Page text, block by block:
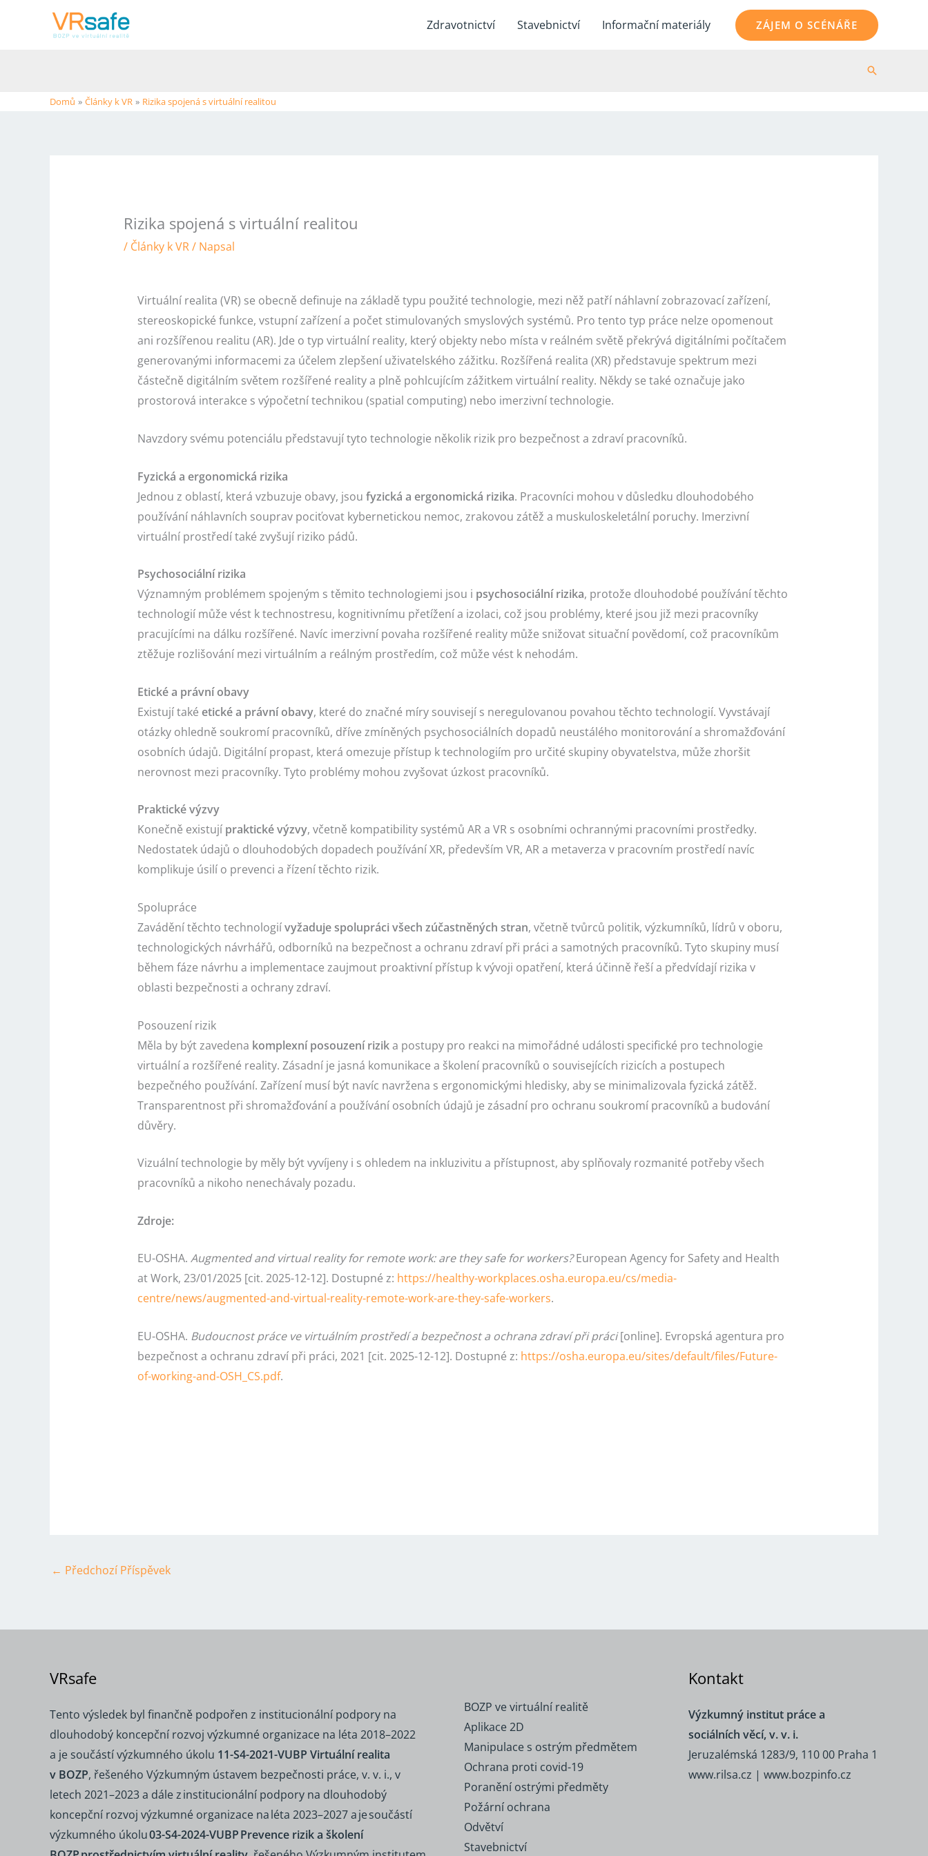
Zdravotnictví Stavebnictví Informační materiály ZÁJEM O SCÉNÁŘE
Hledat
Domů Články k VR Rizika spojená s virtuální realitou
Rizika spojená s virtuální realitou
/ Články k VR/ Napsal
Virtuální realita (VR) se obecně definuje na základě typu použité technologie, mezi něž patří náhlavní zobrazovací zařízení,
stereoskopické funkce, vstupní zařízení a počet stimulovaných smyslových systémů. Pro tento typ práce nelze opomenout
ani rozšířenou realitu (AR). Jde o typ virtuální reality, který objekty nebo místa v reálném světě překrývá digitálními počítačem
generovanými informacemi za účelem zlepšení uživatelského zážitku. Rozšířená realita (XR) představuje spektrum mezi
částečně digitálním světem rozšířené reality a plně pohlcujícím zážitkem virtuální reality. Někdy se také označuje jako
prostorová interakce s výpočetní technikou (spatial computing) nebo imerzivní technologie.
Navzdory svému potenciálu představují tyto technologie několik rizik pro bezpečnost a zdraví pracovníků.
Fyzická a ergonomická rizika
Jednou z oblastí, která vzbuzuje obavy, jsou fyzická a ergonomická rizika. Pracovníci mohou v důsledku dlouhodobého
používání náhlavních souprav pociťovat kybernetickou nemoc, zrakovou zátěž a muskuloskeletální poruchy. Imerzivní
virtuální prostředí také zvyšují riziko pádů.
Psychosociální rizika
Významným problémem spojeným s těmito technologiemi jsou i psychosociální rizika, protože dlouhodobé používání těchto
technologií může vést k technostresu, kognitivnímu přetížení a izolaci, což jsou problémy, které jsou již mezi pracovníky
pracujícími na dálku rozšířené. Navíc imerzivní povaha rozšířené reality může snižovat situační povědomí, což pracovníkům
ztěžuje rozlišování mezi virtuálním a reálným prostředím, což může vést k nehodám.
Etické a právní obavy
Existují také etické a právní obavy, které do značné míry souvisejí s neregulovanou povahou těchto technologií. Vyvstávají
otázky ohledně soukromí pracovníků, dříve zmíněných psychosociálních dopadů neustálého monitorování a shromažďování
osobních údajů. Digitální propast, která omezuje přístup k technologiím pro určité skupiny obyvatelstva, může zhoršit
nerovnost mezi pracovníky. Tyto problémy mohou zvyšovat úzkost pracovníků.
Praktické výzvy
Konečně existují praktické výzvy, včetně kompatibility systémů AR a VR s osobními ochrannými pracovními prostředky.
Nedostatek údajů o dlouhodobých dopadech používání XR, především VR, AR a metaverza v pracovním prostředí navíc
komplikuje úsilí o prevenci a řízení těchto rizik.
Spolupráce
Zavádění těchto technologiívyžaduje spolupráci všech zúčastněných stran, včetně tvůrců politik, výzkumníků, lídrů v oboru,
technologických návrhářů, odborníků na bezpečnost a ochranu zdraví při práci a samotných pracovníků. Tyto skupiny musí
během fáze návrhu a implementace zaujmout proaktivní přístup k vývoji opatření, která účinně řeší a předvídají rizika v
oblasti bezpečnosti a ochrany zdraví.
Posouzení rizik
Měla by být zavedena komplexní posouzení rizika postupy pro reakci na mimořádné události specifické pro technologie
virtuální a rozšířené reality. Zásadní je jasná komunikace a školení pracovníků o souvisejících rizicích a postupech
bezpečného používání. Zařízení musí být navíc navržena s ergonomickými hledisky, aby se minimalizovala fyzická zátěž.
Transparentnost při shromažďování a používání osobních údajů je zásadní pro ochranu soukromí pracovníků a budování
důvěry.
Vizuální technologie by měly být vyvíjeny i s ohledem na inkluzivitu a přístupnost, aby splňovaly rozmanité potřeby všech
pracovníků a nikoho nenechávaly pozadu.
Zdroje:
EU-OSHA. Augmented and virtual reality for remote work: are they safe for workers?European Agency for Safety and Health
at Work, 23/01/2025 [cit. 2025-12-12]. Dostupné z: https://healthy-workplaces.osha.europa.eu/cs/media-
centre/news/augmented-and-virtual-reality-remote-work-are-they-safe-workers.
EU-OSHA. Budoucnost práce ve virtuálním prostředí a bezpečnost a ochrana zdraví při práci[online]. Evropská agentura pro
bezpečnost a ochranu zdraví při práci, 2021 [cit. 2025-12-12]. Dostupné z: https://osha.europa.eu/sites/default/files/Future-
of-working-and-OSH_CS.pdf.
← Předchozí Příspěvek
VRsafe
Tento výsledek byl finančně podpořen z institucionální podpory na
dlouhodobý koncepční rozvoj výzkumné organizace na léta 2018–2022
a je součástí výzkumného úkolu 11-S4-2021-VUBP Virtuální realita
v BOZP, řešeného Výzkumným ústavem bezpečnosti práce, v. v. i., v
letech 2021–2023 a dále z institucionální podpory na dlouhodobý
koncepční rozvoj výzkumné organizace na léta 2023–2027 a je součástí
výzkumného úkolu03-S4-2024-VUBP Prevence rizik a školení
BOZP ve virtuální realitě
Aplikace 2D
Manipulace s ostrým předmětem
Ochrana proti covid-19
Poranění ostrými předměty
Požární ochrana
Odvětví
Stavebnictví
Kontakt
Výzkumný institut práce a
sociálních věcí, v. v. i.
Jeruzalémská 1283/9, 110 00 Praha 1
www.rilsa.cz | www.bozpinfo.cz